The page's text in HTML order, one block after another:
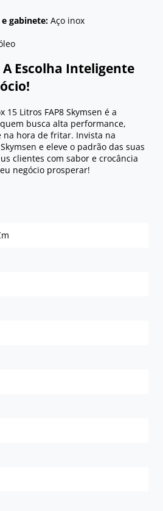
gabinete: Aço inox
A Escolha Inteligente
15 Litros FAP8 Skymsen é a
busca alta performance,
hora de fritar. Invista na
e eleve o padrão das suas
clientes com sabor e crocância
negócio prosperar!